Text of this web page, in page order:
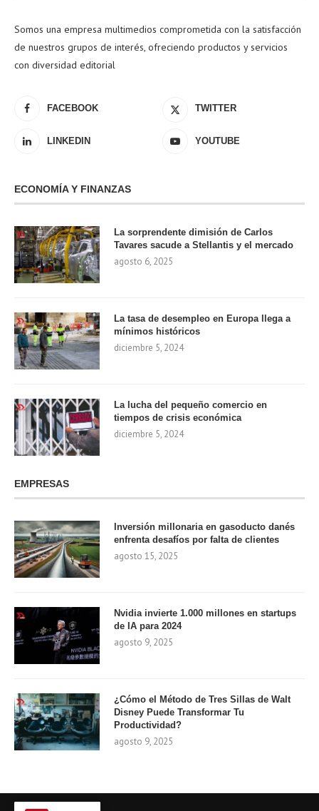
Somos una empresa multimedios comprometida con la satisfacción
de nuestros grupos de interés, ofreciendo productos y servicios
con diversidad editorial
FACEBOOK TWITTER
LINKEDIN YOUTUBE
ECONOMÍA Y FINANZAS
La sorprendente dimisión de Carlos
Tavares sacude a Stellantis y el mercado
agosto 6, 2025
La tasa de desempleo en Europa llega a
mínimos históricos
diciembre 5, 2024
La lucha del pequeño comercio en
tiempos de crisis económica
diciembre 5, 2024
EMPRESAS
Inversión millonaria en gasoducto danés
enfrenta desafíos por falta de clientes
agosto 15, 2025
Nvidia invierte 1.000 millones en startups
de IA para 2024
agosto 9, 2025
¿Cómo el Método de Tres Sillas de Walt
Disney Puede Transformar Tu
Productividad?
agosto 9, 2025